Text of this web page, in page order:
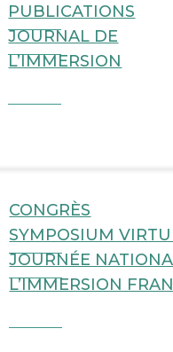
PUBLICATIONS
JOURNAL DE
L’IMMERSION
CONGRÈS
SYMPOSIUM
JOURNÉE
L’IMMERSION